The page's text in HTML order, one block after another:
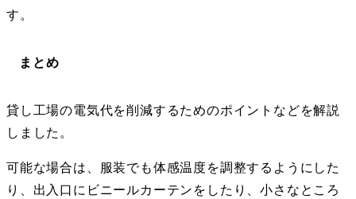
す。
まとめ
貸し工場の電気代を削減するためのポイントなどを解説
しました。
可能な場合は、服装でも体感温度を調整するようにした
り、出入口にビニールカーテンをしたり、小さなところ